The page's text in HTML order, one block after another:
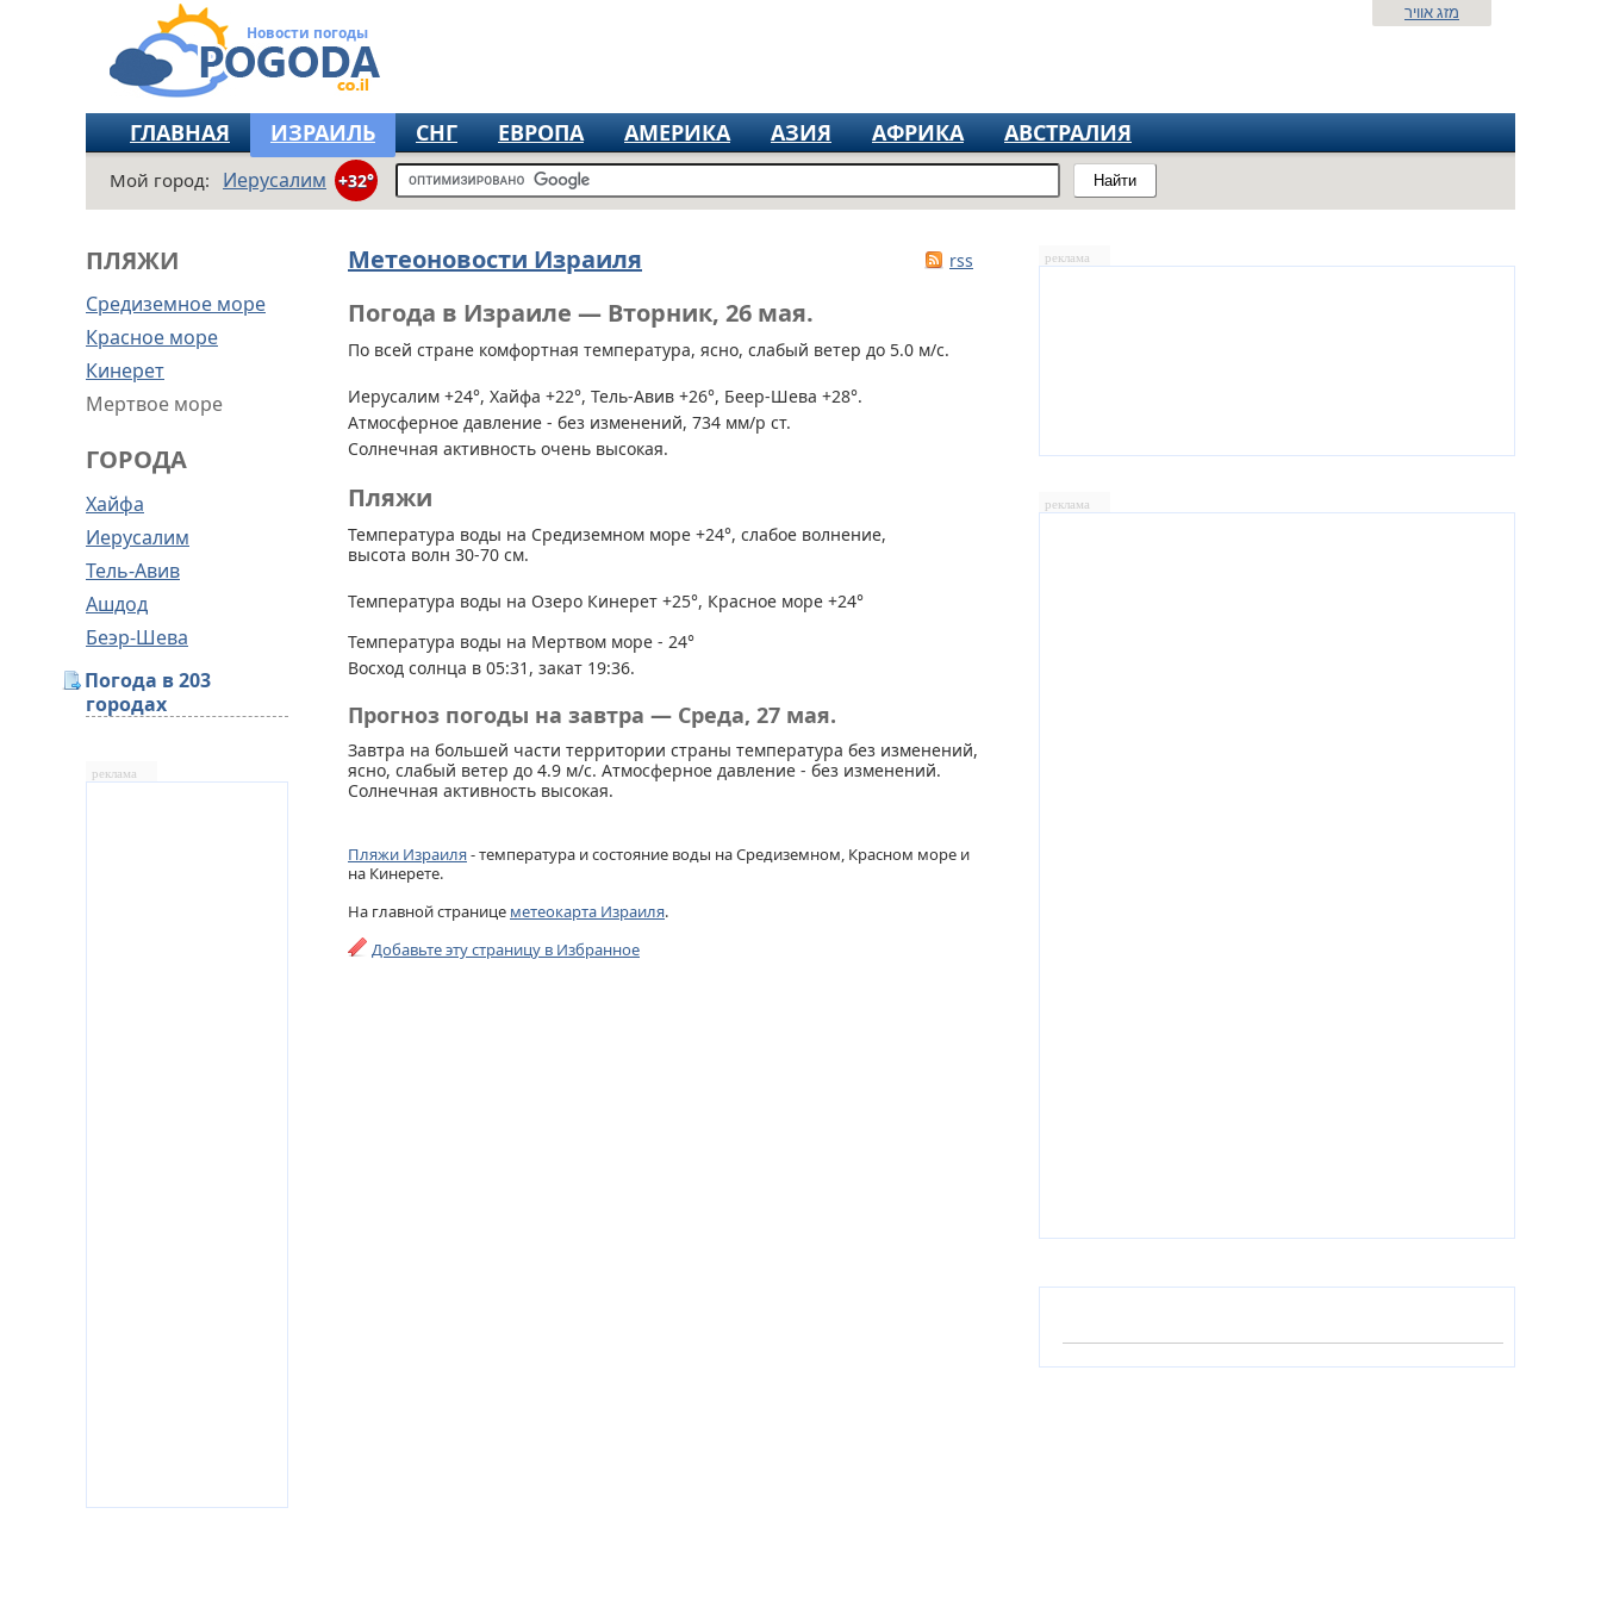
Новости погоды
Найти
מזג אוויר
ГЛАВНАЯ ИЗРАИЛЬ СНГ ЕВРОПА АМЕРИКА АЗИЯ АФРИКА АВСТРАЛИЯ
Мой город: Иерусалим +32°
ПЛЯЖИ
Средиземное море
Красное море
Кинерет
Мертвое море
ГОРОДА
Хайфа
Иерусалим
Тель-Авив
Ашдод
Беэр-Шева
Погода в 203
городах
реклама
Метеоновости Израиля rss
Погода в Израиле — Вторник, 26 мая.
По всей стране комфортная температура, ясно, слабый ветер до 5.0 м/с.
Иерусалим +24°, Хайфа +22°, Тель-Авив +26°, Беер-Шева +28°.
Атмосферное давление - без изменений, 734 мм/р ст.
Солнечная активность очень высокая.
Пляжи
Температура воды на Средиземном море +24°, слабое волнение,
высота волн 30-70 см.
Температура воды на Озеро Кинерет +25°, Красное море +24°
Температура воды на Мертвом море - 24°
Восход солнца в 05:31, закат 19:36.
Прогноз погоды на завтра — Среда, 27 мая.
Завтра на большей части территории страны температура без изменений,
ясно, слабый ветер до 4.9 м/с. Атмосферное давление - без изменений.
Солнечная активность высокая.
Пляжи Израиля- температура и состояние воды на Средиземном, Красном море и
на Кинерете.
На главной странице метеокарта Израиля.
Добавьте эту страницу в Избранное
реклама
реклама